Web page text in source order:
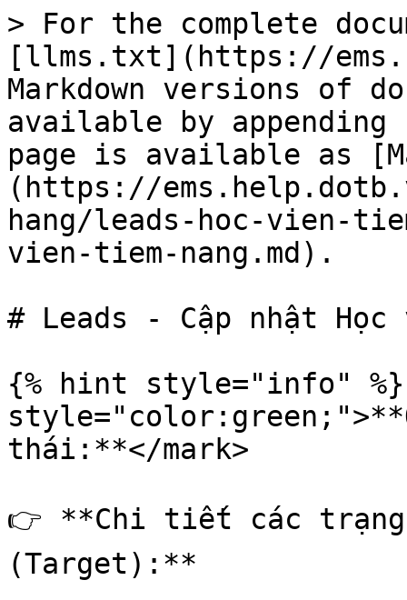
> For the complete
[llms.txt](https://
Markdown versions of
available by
page is available as
(https://
hang/leads-hoc-vien-
vien-tiem-nang.md).
# Leads - Cập nhật
{% hint style="info" %}
thái:**</mark>
👉 **Chi tiết các
(Target):**